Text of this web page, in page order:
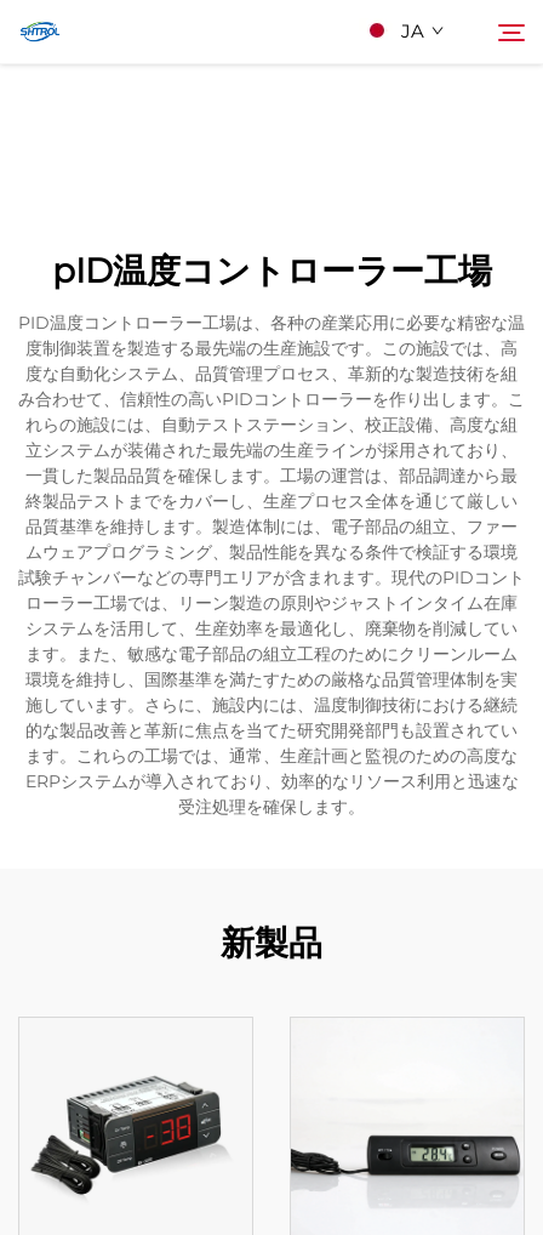
JA
連絡する
pID温度コントローラー工場
PID温度コントローラー工場は、各种の産業応用に必要な精密な温
度制御装置を製造する最先端の生産施設です。この施設では、高
度な自動化システム、品質管理プロセス、革新的な製造技術を組
み合わせて、信頼性の高いPIDコントローラーを作り出します。こ
れらの施設には、自動テストステーション、校正設備、高度な組
立システムが装備された最先端の生産ラインが採用されており、
一貫した製品品質を確保します。工場の運営は、部品調達から最
終製品テストまでをカバーし、生産プロセス全体を通じて厳しい
品質基準を維持します。製造体制には、電子部品の組立、ファー
ムウェアプログラミング、製品性能を異なる条件で検証する環境
試験チャンバーなどの専門エリアが含まれます。現代のPIDコント
ローラー工場では、リーン製造の原則やジャストインタイム在庫
システムを活用して、生産効率を最適化し、廃棄物を削減してい
ます。また、敏感な電子部品の組立工程のためにクリーンルーム
環境を維持し、国際基準を満たすための厳格な品質管理体制を実
施しています。さらに、施設内には、温度制御技術における継続
的な製品改善と革新に焦点を当てた研究開発部門も設置されてい
ます。これらの工場では、通常、生産計画と監視のための高度な
ERPシステムが導入されており、効率的なリソース利用と迅速な
受注処理を確保します。
新製品